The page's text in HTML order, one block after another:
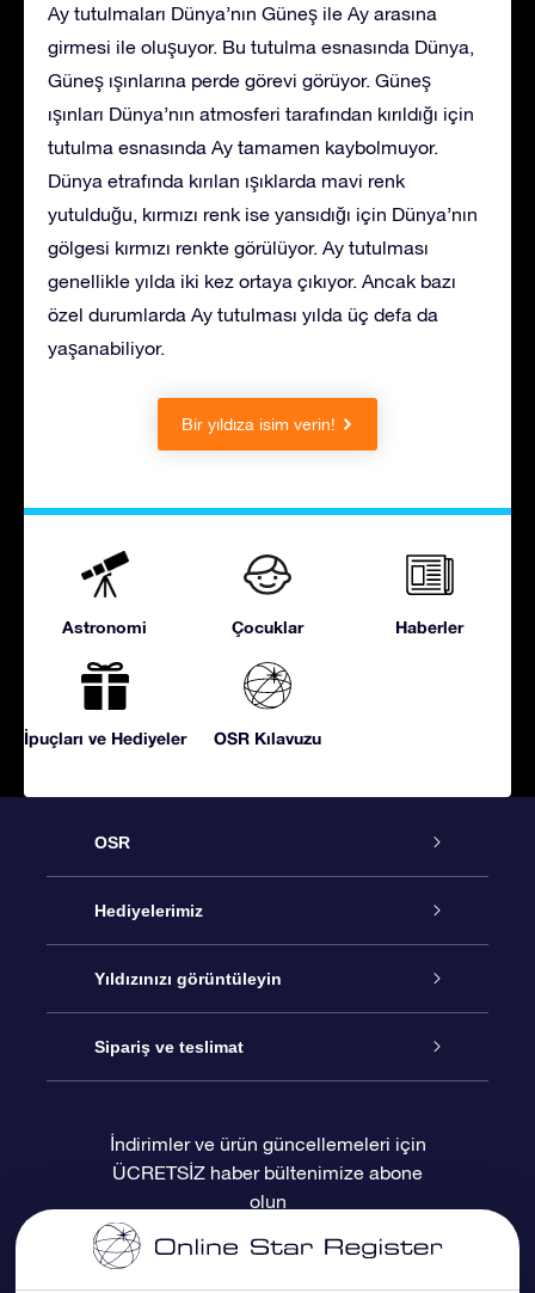
Ay tutulmaları Dünya’nın Güneş ile Ay arasına
girmesi ile oluşuyor. Bu tutulma esnasında Dünya,
Güneş ışınlarına perde görevi görüyor. Güneş
ışınları Dünya’nın atmosferi tarafından kırıldığı için
tutulma esnasında Ay tamamen kaybolmuyor.
Dünya etrafında kırılan ışıklarda mavi renk
yutulduğu, kırmızı renk ise yansıdığı için Dünya’nın
gölgesi kırmızı renkte görülüyor. Ay tutulması
genellikle yılda iki kez ortaya çıkıyor. Ancak bazı
özel durumlarda Ay tutulması yılda üç defa da
yaşanabiliyor.
Bir yıldıza isim verin!
Astronomi Çocuklar Haberler
İpuçları ve Hediyeler OSR Kılavuzu
OSR
Hizmet
İletişim
Blogu
Değerlendirmeler
Hediyelerimiz
Çevrimiçi Yıldız Hediyesi
OSR Hediye Paketi
OSR Hediye Kartı
Kurumsal hediyeler
Yıldızınızı görüntüleyin
Star Register
Kişiselleştirilmiş Yıldız Sayfası
Bir Milyon Yıldız
Sipariş ve teslimat
Ödeme bilgileri
Sevkiyat bilgileri
İndirimler ve ürün güncellemeleri için
ÜCRETSİZ haber bültenimize abone
olun